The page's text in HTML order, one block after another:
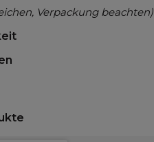
Verpackung beachten)